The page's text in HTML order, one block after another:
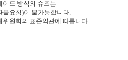
이드 방식의 슈즈는
불요청)이 불가능합니다.
위원회의 표준약관에 따릅니다.